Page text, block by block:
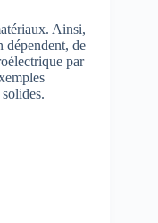
Ainsi,
dépendent, de
par